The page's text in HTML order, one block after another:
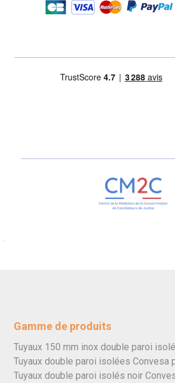
Gamme de produits
Tuyaux 150 mm inox double paroi
Tuyaux double paroi isolées Convesa
Tuyaux double paroi isolés noir